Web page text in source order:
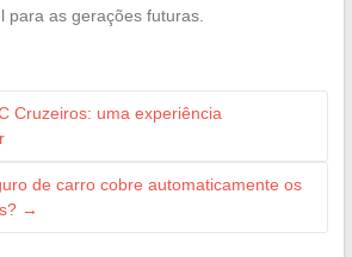
para as gerações futuras.
Cruzeiros: uma experiência
de carro cobre automaticamente os
→